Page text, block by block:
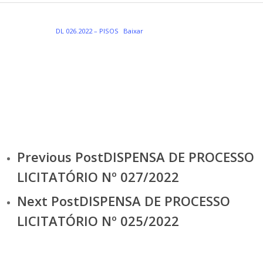
DL 026.2022 – PISOS Baixar
Previous PostDISPENSA DE PROCESSO
LICITATÓRIO Nº 027/2022
Next PostDISPENSA DE PROCESSO
LICITATÓRIO Nº 025/2022